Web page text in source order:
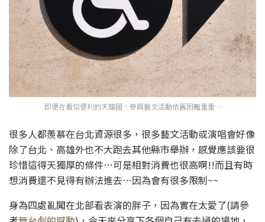
即便在看似便利的天龍國，參與藝文活動依舊困難重重…
很多人都羨慕在台北資源很多，很多藝文活動或演唱會好像
除了台北、高雄外也不大跑去其他縣市舉辦，感覺應該要很
珍惜這得天獨厚的條件…可是相對消費也很高啊!!而且有時
想消費還不見得有辦法進去…因為會有很多限制~~
身為四處亂闖在北部看表演的胖子，因為實在太愛了(請參